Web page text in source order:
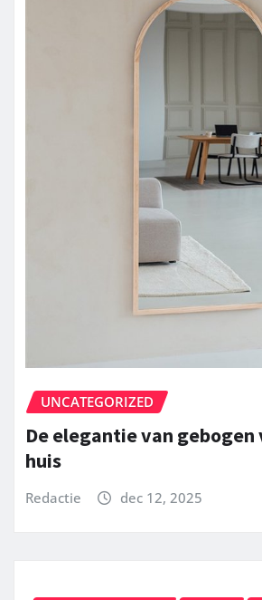
UNCATEGORIZED
De elegantie van gebogen
huis
Redactie dec 12, 2025